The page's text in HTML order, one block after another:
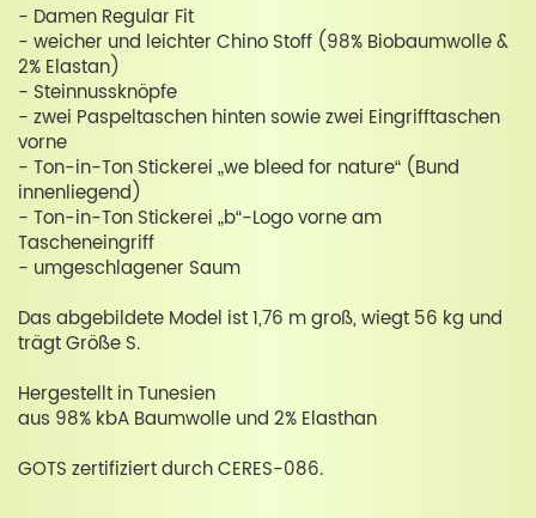
- Damen Regular Fit
- weicher und leichter Chino Stoff (98% Biobaumwolle &
2% Elastan)
- Steinnussknöpfe
- zwei Paspeltaschen hinten sowie zwei Eingrifftaschen
vorne
- Ton-in-Ton Stickerei „we bleed for nature“ (Bund
innenliegend)
- Ton-in-Ton Stickerei „b“-Logo vorne am
Tascheneingriff
- umgeschlagener Saum
Das abgebildete Model ist 1,76 m groß, wiegt 56 kg und
trägt Größe S.
Hergestellt in Tunesien
aus 98% kbA Baumwolle und 2% Elasthan
GOTS zertifiziert durch CERES-086.